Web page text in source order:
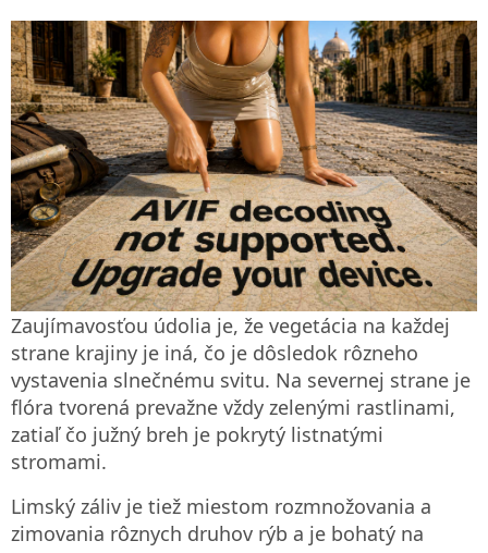
Zaujímavosťou údolia je, že vegetácia na každej
strane krajiny je iná, čo je dôsledok rôzneho
vystavenia slnečnému svitu. Na severnej strane je
flóra tvorená prevažne vždy zelenými rastlinami,
zatiaľ čo južný breh je pokrytý listnatými
stromami.
Limský záliv je tiež miestom rozmnožovania a
zimovania rôznych druhov rýb a je bohatý na